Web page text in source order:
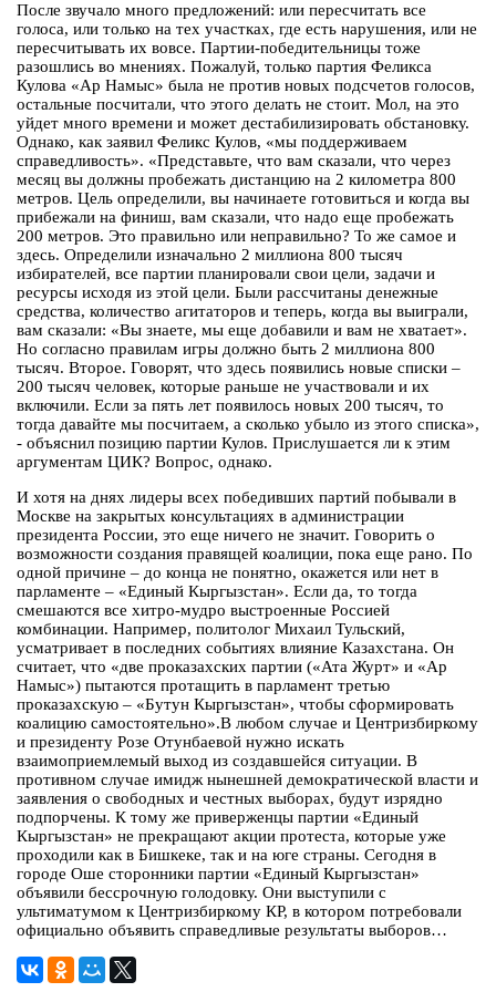
После звучало много предложений: или пересчитать все
голоса, или только на тех участках, где есть нарушения, или не
пересчитывать их вовсе. Партии-победительницы тоже
разошлись во мнениях. Пожалуй, только партия Феликса
Кулова «Ар Намыс» была не против новых подсчетов голосов,
остальные посчитали, что этого делать не стоит. Мол, на это
уйдет много времени и может дестабилизировать обстановку.
Однако, как заявил Феликс Кулов, «мы поддерживаем
справедливость». «Представьте, что вам сказали, что через
месяц вы должны пробежать дистанцию на 2 километра 800
метров. Цель определили, вы начинаете готовиться и когда вы
прибежали на финиш, вам сказали, что надо еще пробежать
200 метров. Это правильно или неправильно? То же самое и
здесь. Определили изначально 2 миллиона 800 тысяч
избирателей, все партии планировали свои цели, задачи и
ресурсы исходя из этой цели. Были рассчитаны денежные
средства, количество агитаторов и теперь, когда вы выиграли,
вам сказали: «Вы знаете, мы еще добавили и вам не хватает».
Но согласно правилам игры должно быть 2 миллиона 800
тысяч. Второе. Говорят, что здесь появились новые списки –
200 тысяч человек, которые раньше не участвовали и их
включили. Если за пять лет появилось новых 200 тысяч, то
тогда давайте мы посчитаем, а сколько убыло из этого списка»,
- объяснил позицию партии Кулов. Прислушается ли к этим
аргументам ЦИК? Вопрос, однако.
И хотя на днях лидеры всех победивших партий побывали в
Москве на закрытых консультациях в администрации
президента России, это еще ничего не значит. Говорить о
возможности создания правящей коалиции, пока еще рано. По
одной причине – до конца не понятно, окажется или нет в
парламенте – «Единый Кыргызстан». Если да, то тогда
смешаются все хитро-мудро выстроенные Россией
комбинации. Например, политолог Михаил Тульский,
усматривает в последних событиях влияние Казахстана. Он
считает, что «две проказахских партии («Ата Журт» и «Ар
Намыс») пытаются протащить в парламент третью
проказахскую – «Бутун Кыргызстан», чтобы сформировать
коалицию самостоятельно».В любом случае и Центризбиркому
и президенту Розе Отунбаевой нужно искать
взаимоприемлемый выход из создавшейся ситуации. В
противном случае имидж нынешней демократической власти и
заявления о свободных и честных выборах, будут изрядно
подпорчены. К тому же приверженцы партии «Единый
Кыргызстан» не прекращают акции протеста, которые уже
проходили как в Бишкеке, так и на юге страны. Сегодня в
городе Оше сторонники партии «Единый Кыргызстан»
объявили бессрочную голодовку. Они выступили с
ультиматумом к Центризбиркому КР, в котором потребовали
официально объявить справедливые результаты выборов…